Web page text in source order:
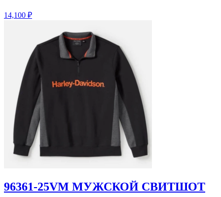
14,100 ₽
96361-25VM МУЖСКОЙ СВИТШОТ